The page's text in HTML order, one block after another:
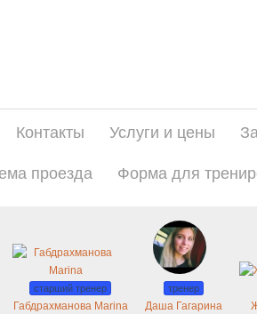
Контакты Услуги и цены
проезда Форма для
старший тренер
Габдрахманова Marina
тренер
Даша Гагарина